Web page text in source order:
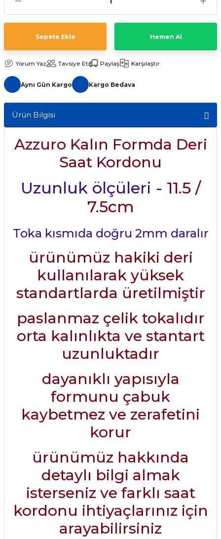
Sepete Ekle Hemen Al
Yorum Yaz Tavsiye Et Paylaş Karşılaştır
Aynı Gün Kargo Kargo Bedava
Ürün Bilgisi
Azzuro Kalın Formda Deri
Saat Kordonu
Uzunluk ölçüleri - 11.5 /
7.5cm
Toka kısmıda doğru 2mm daralır
ürünümüz hakiki deri
kullanılarak yüksek
standartlarda üretilmiştir
paslanmaz çelik tokalıdır
orta kalınlıkta ve stantart
uzunluktadır
dayanıklı yapısıyla
formunu çabuk
kaybetmez ve zerafetini
korur
ürünümüz hakkında
detaylı bilgi almak
isterseniz ve farklı saat
kordonu ihtiyaçlarınız için
arayabilirsiniz